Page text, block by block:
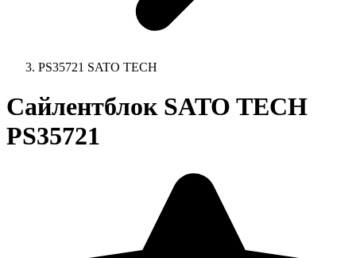
PS35721 SATO TECH
Сайлентблок SATO TECH
PS35721